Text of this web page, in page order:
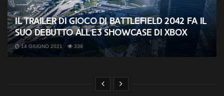
Il trailer di gioco di Battlefield 2042 fa il
suo debutto all’E3 Showcase di Xbox
14 GIUGNO 2021 338